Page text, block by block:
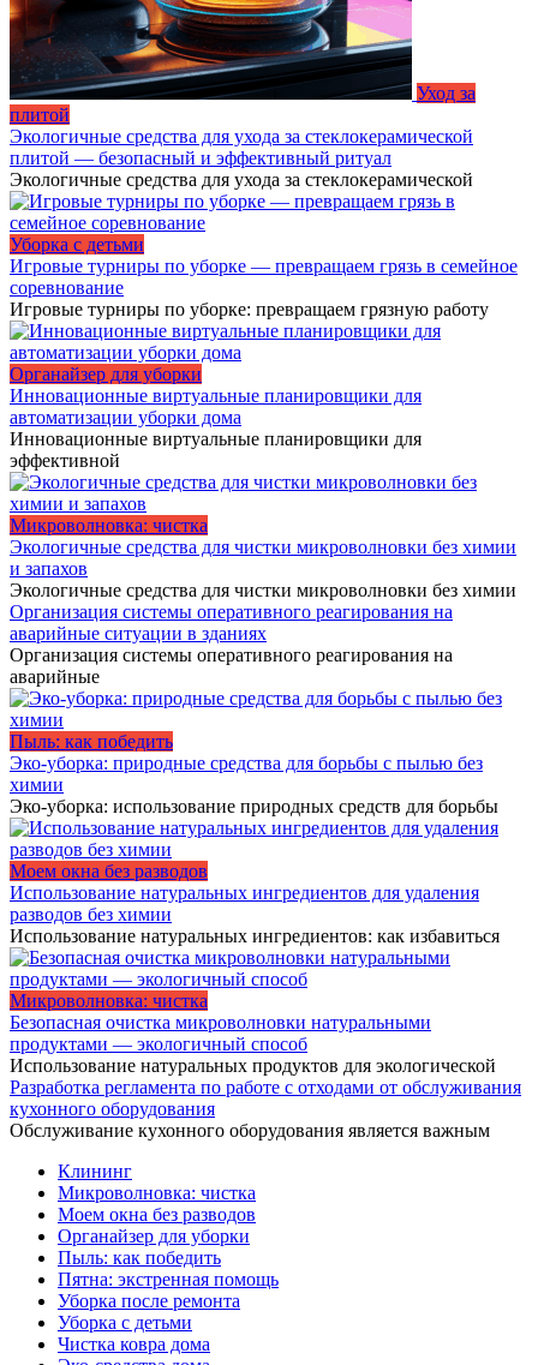
Уход за
плитой
Экологичные средства для ухода за стеклокерамической
плитой — безопасный и эффективный ритуал
Экологичные средства для ухода за стеклокерамической
Уборка с детьми
Игровые турниры по уборке — превращаем грязь в семейное
соревнование
Игровые турниры по уборке: превращаем грязную работу
Органайзер для уборки
Инновационные виртуальные планировщики для
автоматизации уборки дома
Инновационные виртуальные планировщики для
эффективной
Микроволновка: чистка
Экологичные средства для чистки микроволновки без химии
и запахов
Экологичные средства для чистки микроволновки без химии
Организация системы оперативного реагирования на
аварийные ситуации в зданиях
Организация системы оперативного реагирования на
аварийные
Пыль: как победить
Эко-уборка: природные средства для борьбы с пылью без
химии
Эко-уборка: использование природных средств для борьбы
Моем окна без разводов
Использование натуральных ингредиентов для удаления
разводов без химии
Использование натуральных ингредиентов: как избавиться
Микроволновка: чистка
Безопасная очистка микроволновки натуральными
продуктами — экологичный способ
Использование натуральных продуктов для экологической
Разработка регламента по работе с отходами от обслуживания
кухонного оборудования
Обслуживание кухонного оборудования является важным
Клининг
Микроволновка: чистка
Моем окна без разводов
Органайзер для уборки
Пыль: как победить
Пятна: экстренная помощь
Уборка после ремонта
Уборка с детьми
Чистка ковра дома